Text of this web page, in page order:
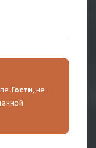
Гости, не